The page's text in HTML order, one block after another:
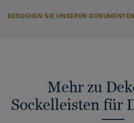
BESUCHEN SIE UNSEREN
Mehr zu
Sockelleisten für